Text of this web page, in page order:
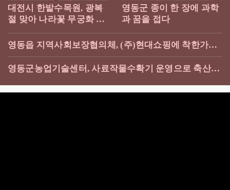
대전시 한밭수목원, 광복
절 맞아 나라꽃 무궁화 축
제 개최
영동군 종이 한 장에 과학
과 꿈을 접다
영동읍 지역사회보장협의체, (주)현대쇼핑에 착한가게
현판 전달
영동군농업기술센터, 사료작물수확기 운영으로 축산농